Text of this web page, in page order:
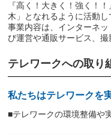
『高く！大きく！強く！
木」となれるように活動し
事業内容は、インターネ
び運営や通販サービス、撮
テレワークへの取り
私たちはテレワークを
■テレワークの環境整備や